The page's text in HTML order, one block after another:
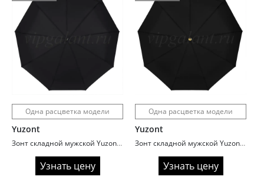
Одна расцветка модели
Yuzont
Зонт складной мужской Yuzont 516A черный
Узнать цену
Одна расцветка модели
Yuzont
Зонт складной мужской Yuzont 921A полный автомат
Узнать цену